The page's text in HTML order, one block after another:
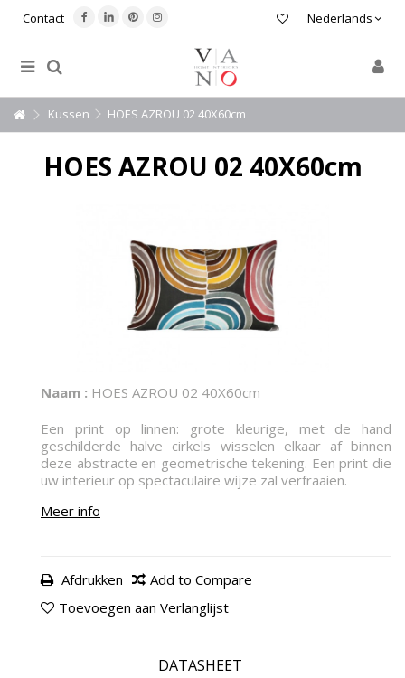
Nederlands
Contact
Kussen HOES AZROU 02 40X60cm
HOES AZROU 02 40X60cm
Naam : HOES AZROU 02 40X60cm
Een print op linnen: grote kleurige, met de hand
geschilderde halve cirkels wisselen elkaar af binnen
deze abstracte en geometrische tekening. Een print die
uw interieur op spectaculaire wijze zal verfraaien.
Meer info
Afdrukken
Add to Compare
Toevoegen aan Verlanglijst
DATASHEET